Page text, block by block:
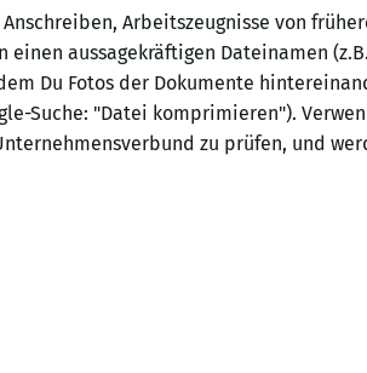
Arbeitszeugnisse von
aussagekräftigen Dateinamen
Du Fotos der Dokumente
Suche: "Datei komprimieren").
zu prüfen, und